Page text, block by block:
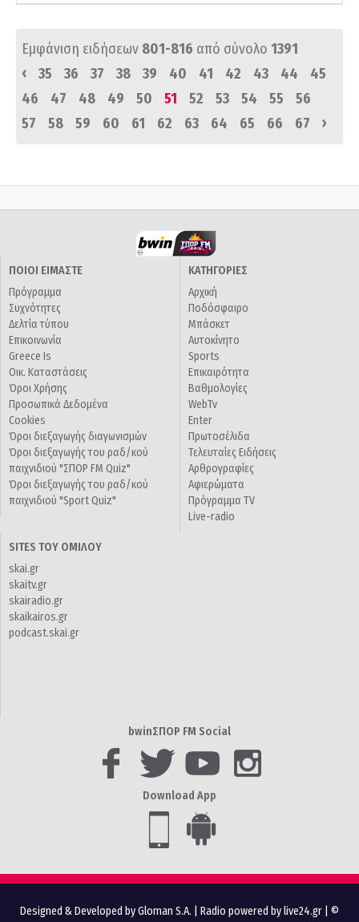
Εμφάνιση ειδήσεων 801-816 από σύνολο 1391
‹
35 36 37 38 39 40 41 42 43 44
45
46
47 48 49 50 51 52 53 54 55
56
57
58 59 60 61 62 63 64 65 66 67 ›
ΠΟΙΟΙ ΕΙΜΑΣΤΕ
Πρόγραμμα
Συχνότητες
Δελτία τύπου
Επικοινωνία
Greece Is
Οικ. Καταστάσεις
Όροι Χρήσης
Προσωπικά Δεδομένα
Cookies
Όροι διεξαγωγής διαγωνισμών
Όροι διεξαγωγής του ραδ/κού
παιχνιδιού "ΣΠΟΡ FM Quiz"
Όροι διεξαγωγής του ραδ/κού
παιχνιδιού "Sport Quiz"
ΚΑΤΗΓΟΡΙΕΣ
Αρχική
Ποδόσφαιρο
Μπάσκετ
Αυτοκίνητο
Sports
Επικαιρότητα
Βαθμολογίες
WebTv
Enter
Πρωτοσέλιδα
Τελευταίες Ειδήσεις
Αρθρογραφίες
Αφιερώματα
Πρόγραμμα TV
Live-radio
SITES ΤΟΥ ΟΜΙΛΟΥ
skai.gr
skaitv.gr
skairadio.gr
skaikairos.gr
podcast.skai.gr
bwinΣΠΟΡ FM Social
Download App
Designed & Developed by Gloman S.A. Radio powered by live24.gr | ©